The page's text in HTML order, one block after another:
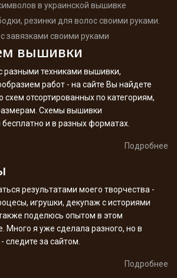
в украинской вышивке
резинки для волос своими руками.
завязками своими руками
вышивки
разными техниками вышивки,
работ - на сайте Вы найдете
схем отсортированных по категориям,
Схемы вышивки
и в разных форматах.
Подробнее
результатами моего творчества -
игрушки, декупаж с историями
поделюсь опытом в этом
Много я уже сделала разного, но в
за сайтом.
Подробнее